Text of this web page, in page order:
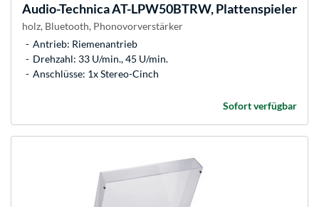
Audio-TechnicaAT-LPW50BTRW, Plattenspieler
holz, Bluetooth, Phonovorverstärker
Antrieb: Riemenantrieb
Drehzahl: 33 U/min., 45 U/min.
Anschlüsse: 1x Stereo-Cinch
Sofort verfügbar